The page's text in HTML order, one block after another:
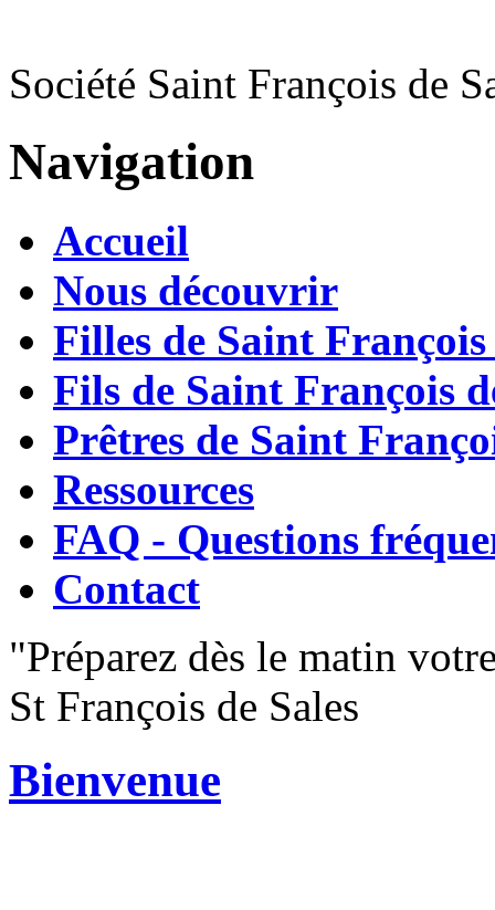
Société Saint François de
Navigation
Accueil
Nous découvrir
Filles de Saint François
Fils de Saint François
Prêtres de Saint
Ressources
FAQ - Questions
Contact
"Préparez dès le matin
St François de Sales
Bienvenue